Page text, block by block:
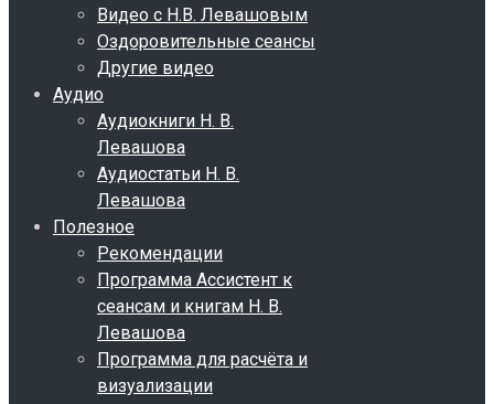
Видео с Н.В. Левашовым
Оздоровительные сеансы
Другие видео
Аудио
Аудиокниги Н. В.
Левашова
Аудиостатьи Н. В.
Левашова
Полезное
Рекомендации
Программа Ассистент к
сеансам и книгам Н. В.
Левашова
Программа для расчёта и
визуализации